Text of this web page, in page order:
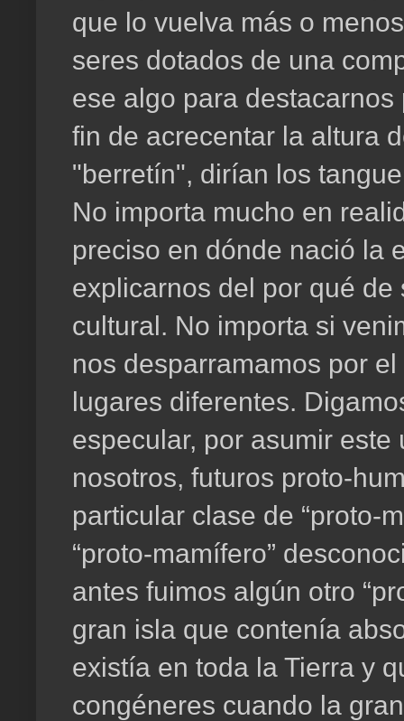
que lo vuelva más o
seres dotados de una
ese algo para
fin de acrecentar la altura
"berretín", dirían los
No importa mucho en
preciso en dónde nació la
explicarnos del por qué
cultural. No importa si
nos desparramamos por
lugares diferentes.
especular, por asumir
nosotros, futuros proto-
particular clase de “proto-
“proto-mamífero”
antes fuimos algún otro
gran isla que contenía
existía en toda la Tierra y
congéneres cuando la